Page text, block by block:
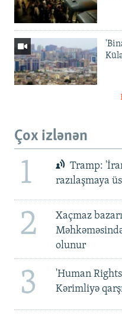
Çox izlənən
1
Tramp:
razılaşmaya
2
Xaçmaz
olunur
3
'Human
Kərimliyə